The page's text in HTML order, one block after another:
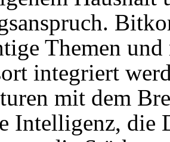
Themen und
integriert
mit dem
Intelligenz, die